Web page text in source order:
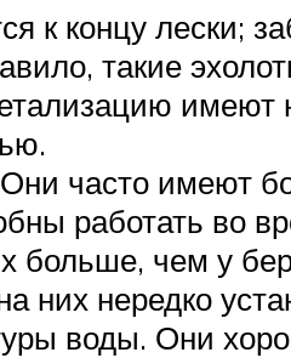
к концу лески;
такие
часто имеют
работать во
чем у
них нередко
воды. Они